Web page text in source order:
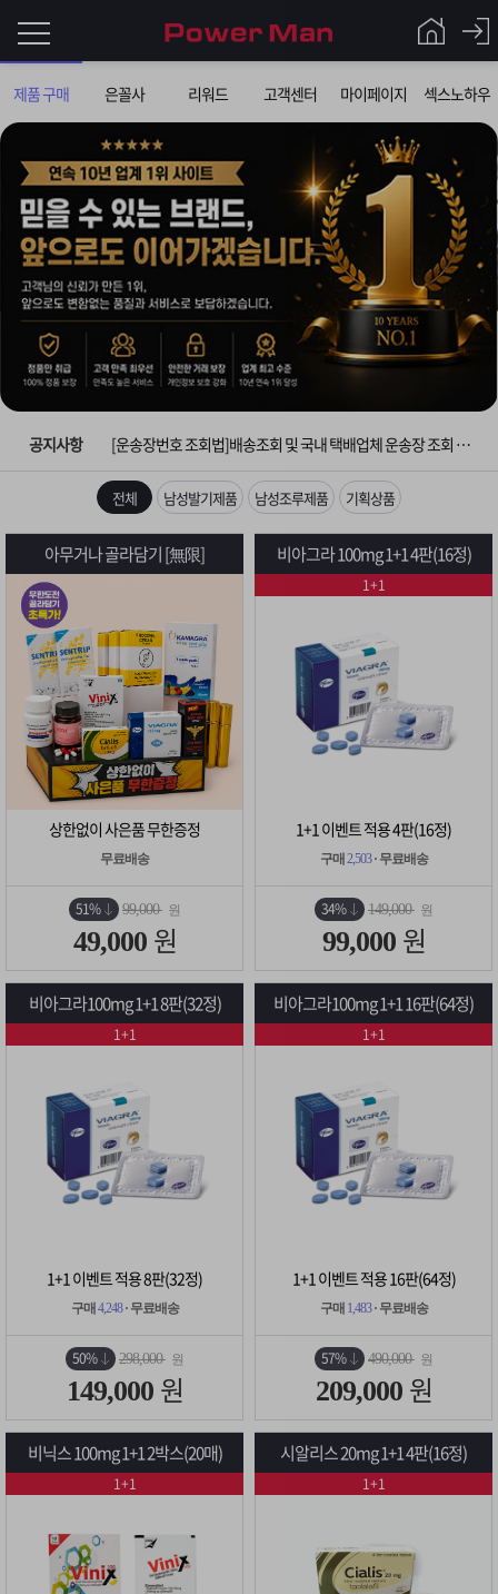
제품 구매 은꼴사 리워드 고객센터 마이페이지 섹스노하우
그
인
이
필
요
니
로
Q&A
파
워
맨
제
품
은
노
우
객
터
마
페
이
문
조
공지사항
입금확인이 안되는 상황을 대비해 꼭 입금후 고객센터 연락바랍니다.
[2026구정 연휴]설 연휴 배송 및 휴무 안내
[운송장번호 조회법]배송조회 및 국내 택배업체 운송장 조회 하는법
[ios앱 오픈]아이폰 고객 앱설치 가능합니다.
[무인택배함 이용 안내] 집 밖에 주소로 택배 받기
[2026구정 연휴]설 연휴 배송 및 휴무 안내
전체 남성발기제품 남성조루제품 기획상품
아무거나 골라담기 [無限]
상한없이 사은품 무한증정
무료배송
51% 99,000 원
49,000 원
비아그라 100mg 1+1 4판(16정)
1+1 이벤트 적용 4판(16정)
구매 2,503· 무료배송
34% 149,000 원
99,000 원
1+1
비아그라100mg 1+1 8판(32정)
1+1 이벤트 적용 8판(32정)
구매 4,248· 무료배송
50% 298,000 원
149,000 원
1+1
비아그라100mg 1+1 16판(64정)
1+1 이벤트 적용 16판(64정)
구매 1,483· 무료배송
57% 490,000 원
209,000 원
1+1
비닉스 100mg 1+1 2박스(20매)
1+1
시알리스 20mg 1+1 4판(16정)
1+1